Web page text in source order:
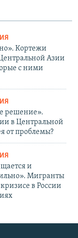
Кортежи
Азии
с ними
решение».
в Центральной
от проблемы?
и
Мигранты
в России